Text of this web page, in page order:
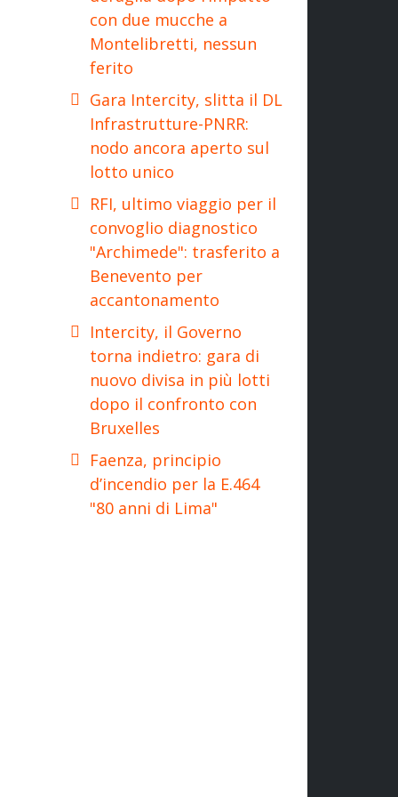
con due mucche a
Montelibretti, nessun
ferito
Gara Intercity, slitta il DL
Infrastrutture-PNRR:
nodo ancora aperto sul
lotto unico
RFI, ultimo viaggio per il
convoglio diagnostico
"Archimede": trasferito a
Benevento per
accantonamento
Intercity, il Governo
torna indietro: gara di
nuovo divisa in più lotti
dopo il confronto con
Bruxelles
Faenza, principio
d’incendio per la E.464
"80 anni di Lima"